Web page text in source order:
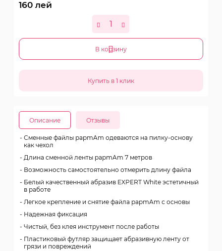
160 лей
В корзину
Описание Отзывы
Сменные файлы papmAm одеваются на пилку-основу
как чехол
Длина сменной ленты papmAm 7 метров
Возможность самостоятельно отмерить длину файла
Белый качественный абразив EXPERT White эстетичный
в работе
Легкое крепление и снятие файла papmAm с основы
Надежная фиксация
Чистый, без клея инструмент после работы
Пластиковый футляр защищает абразивную ленту от
грязи и повреждений